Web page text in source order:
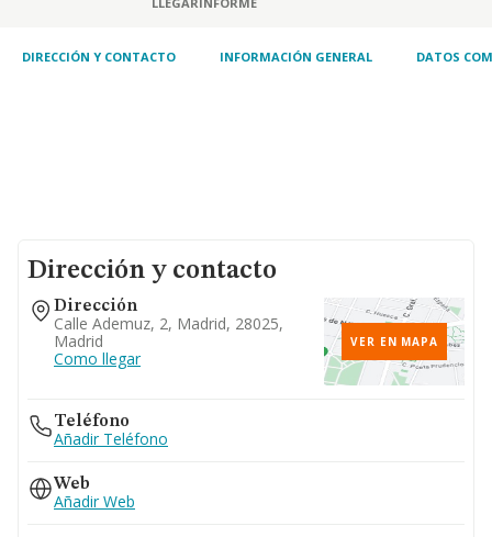
DIRECCIÓN Y CONTACTO INFORMACIÓN GENERAL DATOS
Dirección y contacto
Dirección
Calle Ademuz, 2, Madrid, 28025,
Madrid
Como llegar
VER EN MAPA
Teléfono
Añadir Teléfono
Web
Añadir Web